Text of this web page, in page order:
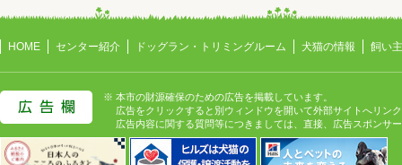
HOME センター紹介 ドッグラン・トリミングルーム 犬猫の情報 飼い
※ 本市の財源確保のための広告を掲載しています。
広告をクリックすると別ウィンドウを開いて外部サイトへリン
広告内容に関する質問等につきましては、直接、広告スポンサ